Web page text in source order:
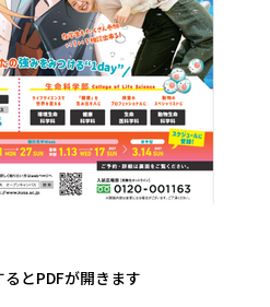
とPDFが開きます